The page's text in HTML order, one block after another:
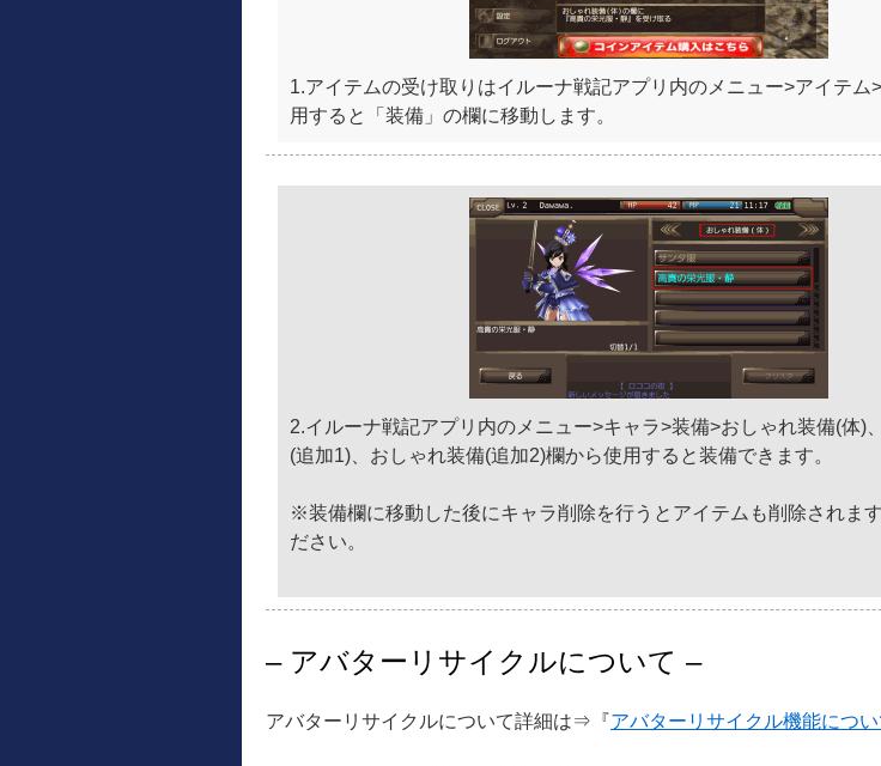
1.アイテムの受け取りはイルーナ戦記アプリ内のメニュー>アイテム
用すると「装備」の欄に移動します。
2.イルーナ戦記アプリ内のメニュー>キャラ>装備>おしゃれ装備(体)
(追加1)、おしゃれ装備(追加2)欄から使用すると装備できます。
※装備欄に移動した後にキャラ削除を行うとアイテムも削除されま
ださい。
– アバターリサイクルについて –
アバターリサイクルについて詳細は⇒『アバターリサイクル機能につい